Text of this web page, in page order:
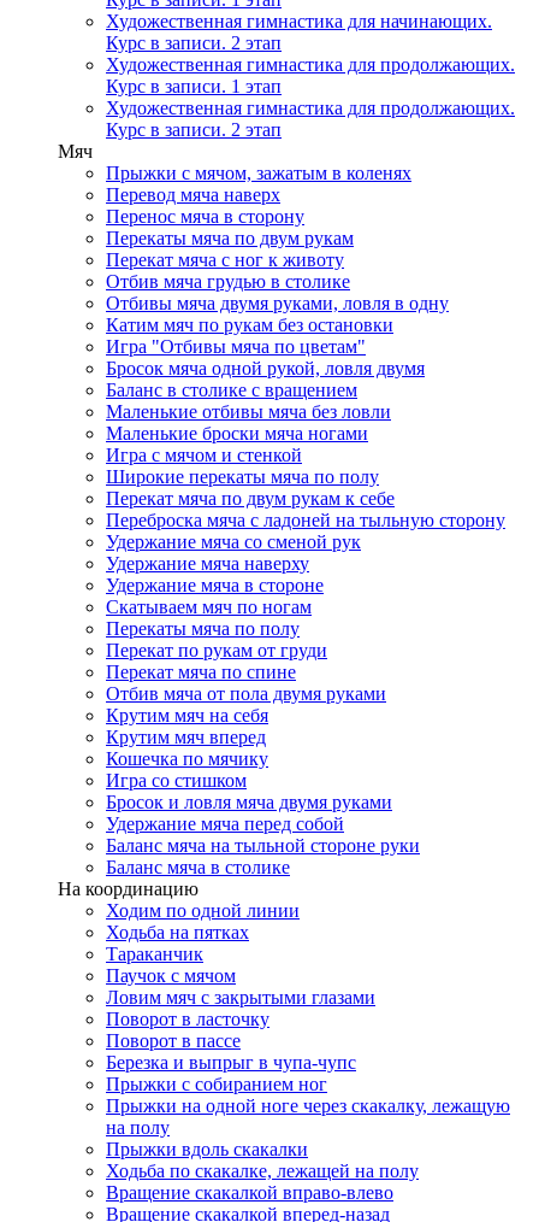
Художественная гимнастика для начинающих.
Курс в записи. 2 этап
Художественная гимнастика для продолжающих.
Курс в записи. 1 этап
Художественная гимнастика для продолжающих.
Курс в записи. 2 этап
Мяч
Прыжки с мячом, зажатым в коленях
Перевод мяча наверх
Перенос мяча в сторону
Перекаты мяча по двум рукам
Перекат мяча с ног к животу
Отбив мяча грудью в столике
Отбивы мяча двумя руками, ловля в одну
Катим мяч по рукам без остановки
Игра "Отбивы мяча по цветам"
Бросок мяча одной рукой, ловля двумя
Баланс в столике с вращением
Маленькие отбивы мяча без ловли
Маленькие броски мяча ногами
Игра с мячом и стенкой
Широкие перекаты мяча по полу
Перекат мяча по двум рукам к себе
Переброска мяча с ладоней на тыльную сторону
Удержание мяча со сменой рук
Удержание мяча наверху
Удержание мяча в стороне
Скатываем мяч по ногам
Перекаты мяча по полу
Перекат по рукам от груди
Перекат мяча по спине
Отбив мяча от пола двумя руками
Крутим мяч на себя
Крутим мяч вперед
Кошечка по мячику
Игра со стишком
Бросок и ловля мяча двумя руками
Удержание мяча перед собой
Баланс мяча на тыльной стороне руки
Баланс мяча в столике
На координацию
Ходим по одной линии
Ходьба на пятках
Тараканчик
Паучок с мячом
Ловим мяч с закрытыми глазами
Поворот в ласточку
Поворот в пассе
Березка и выпрыг в чупа-чупс
Прыжки с собиранием ног
Прыжки на одной ноге через скакалку, лежащую
на полу
Прыжки вдоль скакалки
Ходьба по скакалке, лежащей на полу
Вращение скакалкой вправо-влево
Вращение скакалкой вперед-назад